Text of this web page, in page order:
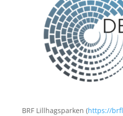
BRF Lillhagsparken (https://